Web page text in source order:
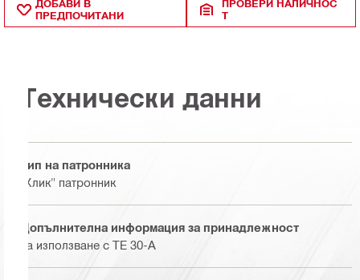
ДОБАВИ В
ПРЕДПОЧИТАНИ
ПРОВЕРИ НАЛИЧНОС
Т
Технически данни
Тип на патронника
"Клик" патронник
Допълнителна информация за принадлежност
За използване с TE 30-A